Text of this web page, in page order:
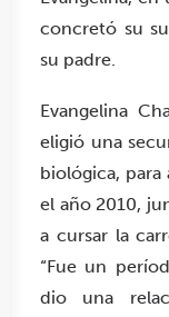
concretó su
su padre.
Evangelina
eligió una
biológica,
el año 2010,
a cursar la
“Fue un
dio una